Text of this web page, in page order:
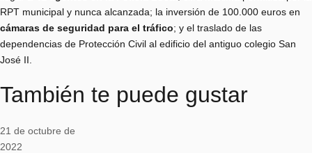
RPT municipal y nunca alcanzada; la inversión de 100.000 euros en
cámaras de seguridad para el tráfico; y el traslado de las
dependencias de Protección Civil al edificio del antiguo colegio San
José II.
También te puede gustar
21 de octubre de
2022